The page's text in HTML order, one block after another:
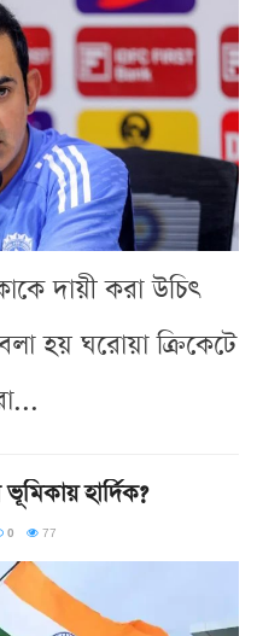
দায়ী করা উচিৎ
হয় ঘরোয়া ক্রিকেটে
হার্দিক?
0 77